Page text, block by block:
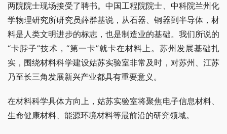
两院院士现场接受了聘书。中国工程院院士、中科院兰州化
学物理研究所研究员薛群基说，从石器、铜器到半导体，材
料是人类文明进步的标志，也是制造业的基础。我们所说的
“卡脖子”技术，“第一卡”就卡在材料上。苏州发展基础扎
实，围绕材料科学建设姑苏实验室非常及时，对苏州、江苏
乃至长三角发展新兴产业都具有重要意义。
在材料科学具体方向上，姑苏实验室将聚焦电子信息材料、
生命健康材料、能源环境材料等最前沿的研究领域。